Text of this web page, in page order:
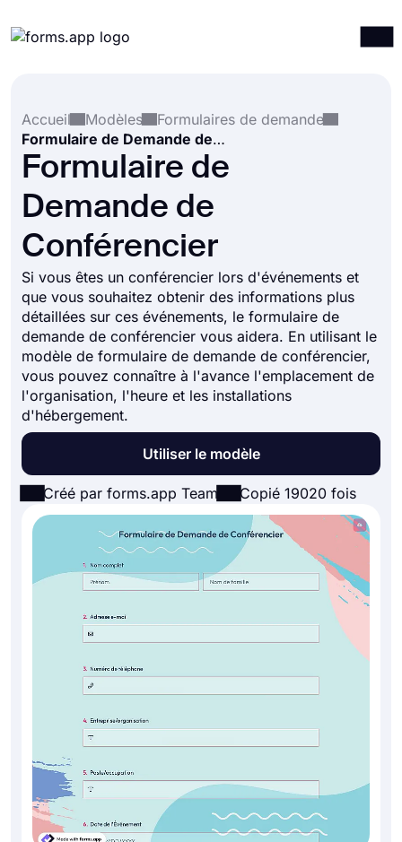
Intégrations
Modèles
Ressources
Accueil
Modèles
Formulaires de demande
Formulaire de Demande de Conférencier
Formulaire de
Demande de
Conférencier
Si vous êtes un conférencier lors d'événements et
que vous souhaitez obtenir des informations plus
détaillées sur ces événements, le formulaire de
demande de conférencier vous aidera. En utilisant le
modèle de formulaire de demande de conférencier,
vous pouvez connaître à l'avance l'emplacement de
l'organisation, l'heure et les installations
d'hébergement.
Utiliser le modèle
Créé par forms.app Team Copié 19020 fois